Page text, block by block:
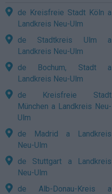
de Kreisfreie Stadt Köln a
Landkreis Neu-Ulm
de Stadtkreis Ulm a
Landkreis Neu-Ulm
de Bochum, Stadt a
Landkreis Neu-Ulm
de Kreisfreie Stadt
München a Landkreis Neu-
Ulm
de Madrid a Landkreis
Neu-Ulm
de Stuttgart a Landkreis
Neu-Ulm
de Alb-Donau-Kreis a